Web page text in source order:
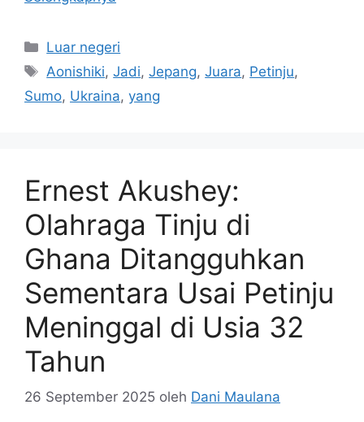
Kategori
Luar negeri
Tag
Aonishiki,Jadi,Jepang,Juara, Petinju,
Sumo, Ukraina, yang
Ernest Akushey:
Olahraga Tinju di
Ghana Ditangguhkan
Sementara Usai Petinju
Meninggal di Usia 32
Tahun
26 September 2025 oleh Dani Maulana